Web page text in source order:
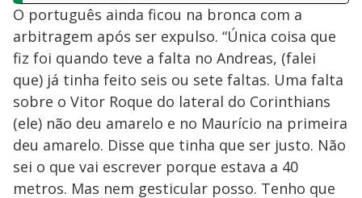
O português ainda ficou na bronca com a
arbitragem após ser expulso. “Única coisa que
fiz foi quando teve a falta no Andreas, (falei
que) já tinha feito seis ou sete faltas. Uma falta
sobre o Vitor Roque do lateral do Corinthians
(ele) não deu amarelo e no Maurício na primeira
deu amarelo. Disse que tinha que ser justo. Não
sei o que vai escrever porque estava a 40
metros. Mas nem gesticular posso. Tenho que